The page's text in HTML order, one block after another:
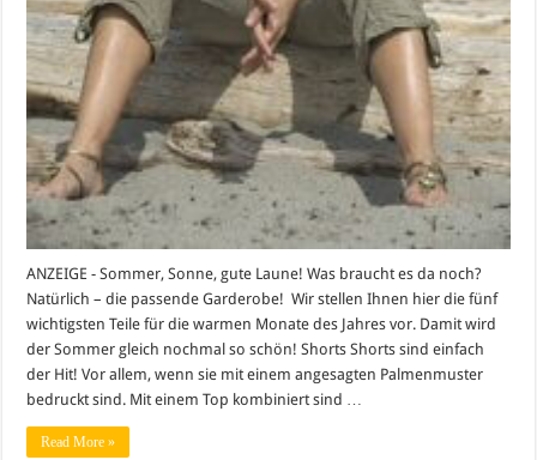
ANZEIGE - Sommer, Sonne, gute Laune! Was braucht es da noch?
Natürlich – die passende Garderobe! Wir stellen Ihnen hier die fünf
wichtigsten Teile für die warmen Monate des Jahres vor. Damit wird
der Sommer gleich nochmal so schön! Shorts Shorts sind einfach
der Hit! Vor allem, wenn sie mit einem angesagten Palmenmuster
bedruckt sind. Mit einem Top kombiniert sind …
Read More »